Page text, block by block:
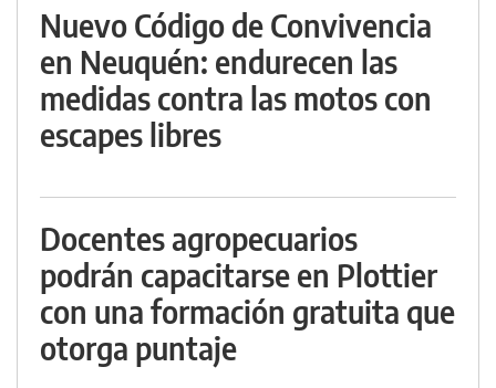
Nuevo Código de Convivencia
en Neuquén: endurecen las
medidas contra las motos con
escapes libres
Docentes agropecuarios
podrán capacitarse en Plottier
con una formación gratuita que
otorga puntaje